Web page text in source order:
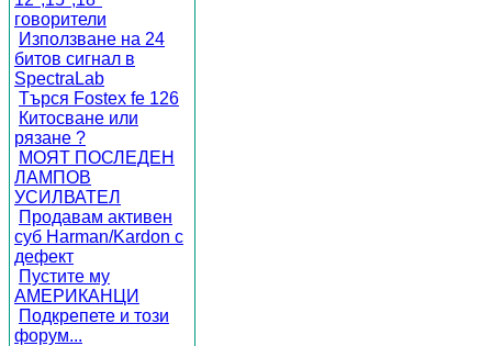
говорители
Използване на 24
битов сигнал в
SpectraLab
Търся Fostex fe 126
Китосване или
рязане ?
МОЯТ ПОСЛЕДЕН
ЛАМПОВ
УСИЛВАТЕЛ
Продавам активен
суб Harman/Kardon с
дефект
Пустите му
АМЕРИКАНЦИ
Подкрепете и този
форум...